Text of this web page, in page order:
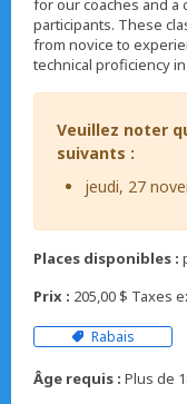
for our coaches and
participants. These
from novice to
technical proficiency
Veuillez noter
suivants :
jeudi, 27
Places disponibles :
Prix : 205,00 $ Taxes
Rabais
Âge requis : Plus de